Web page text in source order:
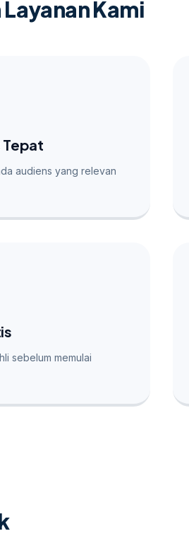
Kami
Tepat
audiens yang relevan
sebelum memulai